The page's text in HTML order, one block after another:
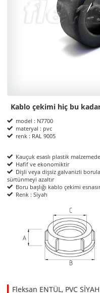
Product Informations
Kablo çekimi hiç bu
model : N7700
materyal : pvc
renk : RAL 9005
Kauçuk esaslı plastik
Hafif ve ekonomiktir
Dişli veya dişsiz galvanizli
sürtünmeyi azaltır
Boru başlığı kablo çekimi
Renk : Siyah
Fleksan ENTÜL, PVC